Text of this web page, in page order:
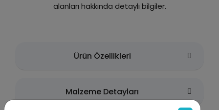
alanları hakkında detaylı bilgiler.
Ürün Özellikleri
Malzeme Detayları